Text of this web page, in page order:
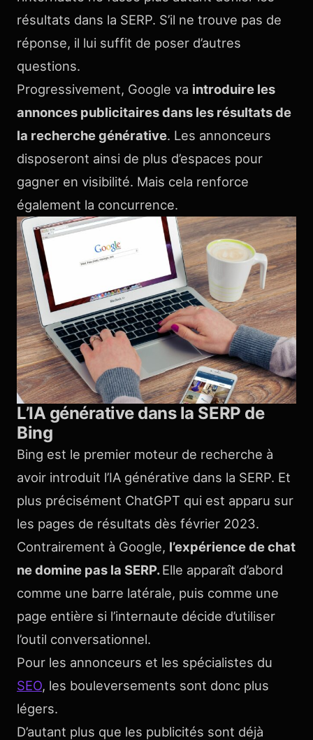
résultats dans la SERP. S’il ne trouve pas de
réponse, il lui suffit de poser d’autres
questions.
Progressivement, Google va introduire les
annonces publicitaires dans les résultats de
la recherche générative. Les annonceurs
disposeront ainsi de plus d’espaces pour
gagner en visibilité. Mais cela renforce
également la concurrence.
L’IA générative dans la SERP de
Bing
Bing est le premier moteur de recherche à
avoir introduit l’IA générative dans la SERP. Et
plus précisément ChatGPT qui est apparu sur
les pages de résultats dès février 2023.
Contrairement à Google, l’expérience de chat
ne domine pas la SERP.Elle apparaît d’abord
comme une barre latérale, puis comme une
page entière si l’internaute décide d’utiliser
l’outil conversationnel.
Pour les annonceurs et les spécialistes du
SEO, les bouleversements sont donc plus
légers.
D’autant plus que les publicités sont déjà